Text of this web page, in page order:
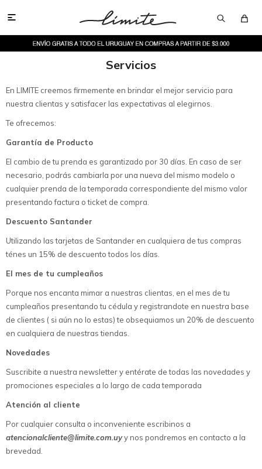

Servicios
En LIMITE creemos firmemente en brindar el mejor servicio para
nuestra clientas y satisfacer las expectativas al elegirnos.
Te ofrecemos:
Garantía de Producto
El cambio de tu prenda es garantizado por 30 días. En caso de ser
necesario, podrás cambiarla por una nueva del mismo modelo o
cualquier prenda de la temporada correspondiente del mismo valor
presentando factura o ticket de compra.
Descuento Santander
Utilizando las tarjetas de Santander en cualquiera de tus compras
ténes un 15% de descuento todos los días.
El mes de tu cumpleaños
Porque nos encanta mimar a nuestras clientas, en el mes de tu
cumpleaños presentando tu cédula y registrandote en nuestra base
de clientes ( si aún no lo estas) te obsequiamos un 20% de descuento
en cualquiera de nuestras tiendas.
Novedades
Suscribite a nuestra newsletter y entérate de todas las novedades y
promociones especiales a lo largo de cada temporada
Atención al cliente
Por cualquier consulta o inconveniente escribinos a
atencionalcliente@limite.com.uyy nos pondremos en contacto a la
brevedad.